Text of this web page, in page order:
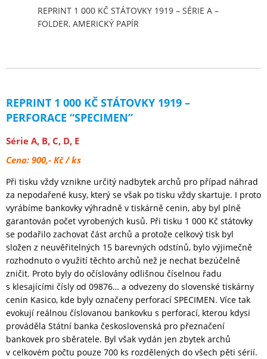
REPRINT 1 000 KČ STÁTOVKY 1919 – SÉRIE A –
FOLDER, AMERICKÝ PAPÍR
REPRINT 1 000 KČ STÁTOVKY 1919 –
PERFORACE “SPECIMEN”
Série A, B, C, D, E
Cena: 900,- Kč / ks
Při tisku vždy vznikne určitý nadbytek archů pro případ náhrad
za nepodařené kusy, který se však po tisku vždy skartuje. I proto
vyrábíme bankovky výhradně v tiskárně cenin, aby byl plně
garantován počet vyrobených kusů. Při tisku 1 000 Kč státovky
se podařilo zachovat část archů a protože celkový tisk byl
složen z neuvěřitelných 15 barevných odstínů, bylo výjimečně
rozhodnuto o využití těchto archů než je nechat bezúčelně
zničit. Proto byly do očíslovány odlišnou číselnou řadu
s klesajícími čísly od 09876… a odvezeny do slovenské tiskárny
cenin Kasico, kde byly označeny perforací SPECIMEN. Více tak
evokují reálnou číslovanou bankovku s perforací, kterou kdysi
prováděla Státní banka československá pro přeznačení
bankovek pro sběratele. Byl však vydán jen zbytek archů
v celkovém počtu pouze 700 ks rozdělených do všech pěti sérií.